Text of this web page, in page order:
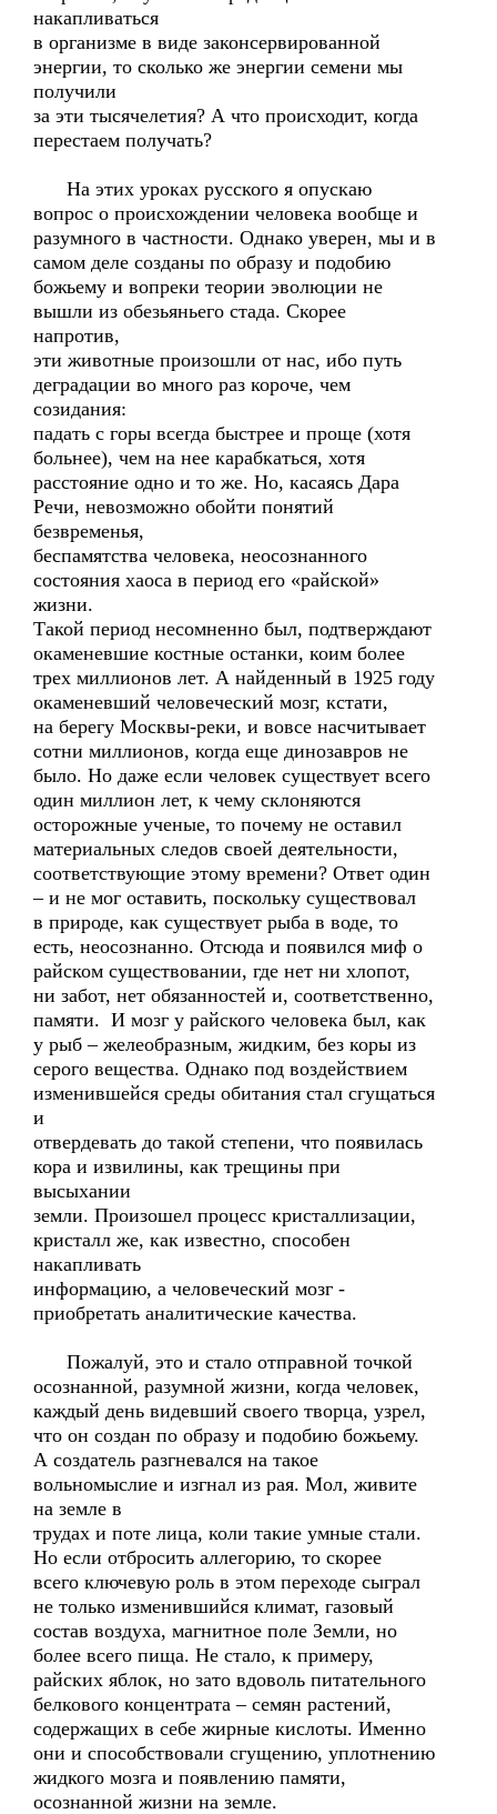
накапливаться
в организме в виде законсервированной
энергии, то сколько же энергии семени мы
получили
за эти тысячелетия? А что происходит, когда
перестаем получать?
На этих уроках русского я опускаю
вопрос о происхождении человека вообще и
разумного в частности. Однако уверен, мы и в
самом деле созданы по образу и подобию
божьему и вопреки теории эволюции не
вышли из обезьяньего стада. Скорее
напротив,
эти животные произошли от нас, ибо путь
деградации во много раз короче, чем
созидания:
падать с горы всегда быстрее и проще (хотя
больнее), чем на нее карабкаться, хотя
расстояние одно и то же. Но, касаясь Дара
Речи, невозможно обойти понятий
безвременья,
беспамятства человека, неосознанного
состояния хаоса в период его «райской»
жизни.
Такой период несомненно был, подтверждают
окаменевшие костные останки, коим более
трех миллионов лет. А найденный в 1925 году
окаменевший человеческий мозг, кстати,
на берегу Москвы-реки, и вовсе насчитывает
сотни миллионов, когда еще динозавров не
было. Но даже если человек существует всего
один миллион лет, к чему склоняются
осторожные ученые, то почему не оставил
материальных следов своей деятельности,
соответствующие этому времени? Ответ один
– и не мог оставить, поскольку существовал
в природе, как существует рыба в воде, то
есть, неосознанно. Отсюда и появился миф о
райском существовании, где нет ни хлопот,
ни забот, нет обязанностей и, соответственно,
памяти. И мозг у райского человека был, как
у рыб – желеобразным, жидким, без коры из
серого вещества. Однако под воздействием
изменившейся среды обитания стал сгущаться
и
отвердевать до такой степени, что появилась
кора и извилины, как трещины при
высыхании
земли. Произошел процесс кристаллизации,
кристалл же, как известно, способен
накапливать
информацию, а человеческий мозг -
приобретать аналитические качества.
Пожалуй, это и стало отправной точкой
осознанной, разумной жизни, когда человек,
каждый день видевший своего творца, узрел,
что он создан по образу и подобию божьему.
А создатель разгневался на такое
вольномыслие и изгнал из рая. Мол, живите
на земле в
трудах и поте лица, коли такие умные стали.
Но если отбросить аллегорию, то скорее
всего ключевую роль в этом переходе сыграл
не только изменившийся климат, газовый
состав воздуха, магнитное поле Земли, но
более всего пища. Не стало, к примеру,
райских яблок, но зато вдоволь питательного
белкового концентрата – семян растений,
содержащих в себе жирные кислоты. Именно
они и способствовали сгущению, уплотнению
жидкого мозга и появлению памяти,
осознанной жизни на земле.